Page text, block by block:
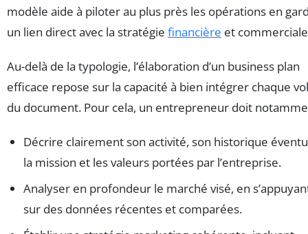
modèle aide à piloter au plus près les opérations en
un lien direct avec la stratégie financière et
Au-delà de la typologie, l’élaboration d’un business plan
efficace repose sur la capacité à bien intégrer chaque
du document. Pour cela, un entrepreneur doit
Décrire clairement son activité, son historique
la mission et les valeurs portées par l’entreprise.
Analyser en profondeur le marché visé, en
sur des données récentes et comparées.